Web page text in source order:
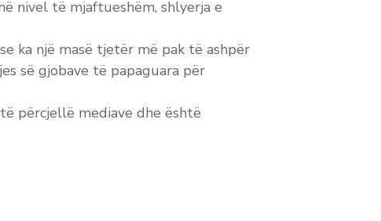
nivel të mjaftueshëm, shlyerja e
ka një masë tjetër më pak të ashpër
së gjobave të papaguara për
përcjellë mediave dhe është